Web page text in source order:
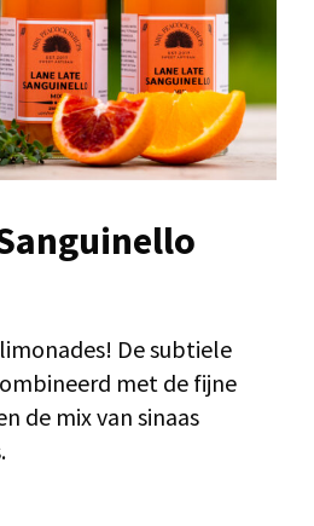
De subtiele
met de fijne
de mix van sinaas